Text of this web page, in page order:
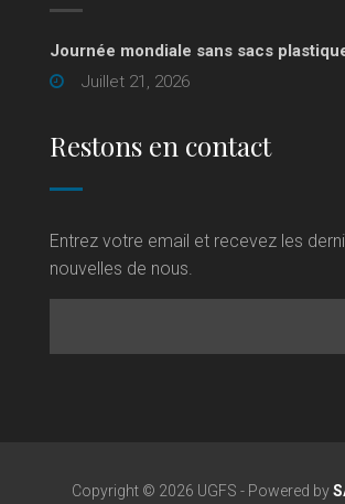
Journée mondiale sans sacs
Juillet 21, 2026
Restons en contact
Entrez votre email et recevez les
nouvelles de nous.
Copyright © 2026 UGFS - Powered by